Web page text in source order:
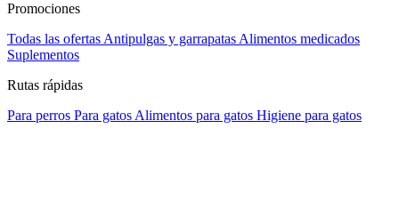
Promociones
Todas las ofertas Antipulgas y garrapatas Alimentos medicados
Suplementos
Rutas rápidas
Para perros Para gatos Alimentos para gatos Higiene para gatos